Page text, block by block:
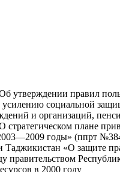
утверждении правил
социальной
и организаций,
стратегическом плане
годы» (ппрт
Таджикистан «О защите
правительством
в 2000 году